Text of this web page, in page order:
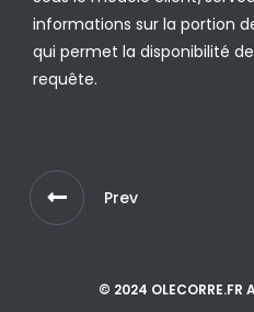
informations sur la portion
qui permet la disponibilité
requête.
Prev
© 2024 OLECORRE.FR